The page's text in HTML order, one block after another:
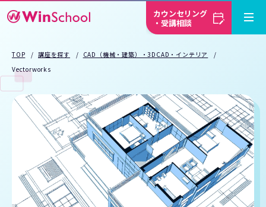
カウンセリング
・受講相談
TOP 講座を探す
CAD（機械・建築）・3DCAD・インテリア
Vectorworks